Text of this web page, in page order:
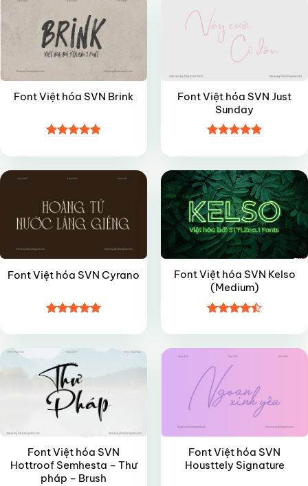
Font Việt hóa SVN Brink
hạng4.85
5 sao
Font Việt hóa SVN Just
Sunday
hạng4.85
5 sao
Font Việt hóa SVN Cyrano
hạng55
Font Việt hóa SVN Kelso
(Medium)
hạng4.5
5 sao
Font Việt hóa SVN
Hottroof Semhesta – Thư
pháp – Brush
Font Việt hóa SVN
Housttely Signature